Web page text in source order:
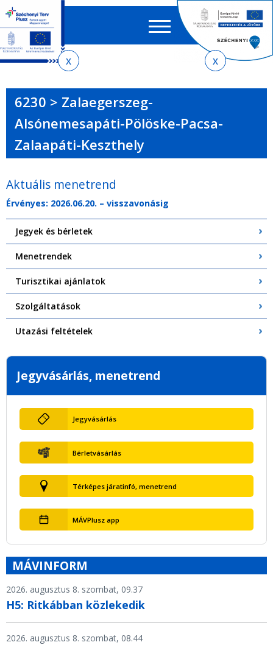
menetrendkeresőhöz
almenühöz
tartalomra
oldaltérképre
EN HU
űrlap
6230 > Zalaegerszeg-
Alsónemesapáti-Pölöske-Pacsa-
Zalaapáti-Keszthely
Aktuális menetrend
Érvényes: 2026.06.20. – visszavonásig
Jegyek és bérletek
Menetrendek
Turisztikai ajánlatok
Szolgáltatások
Utazási feltételek
Jegyvásárlás, menetrend
Jegyvásárlás
Bérletvásárlás
Térképes járatinfó, menetrend
MÁVPlusz app
MÁVINFORM
2026. augusztus 8. szombat, 09.37
H5: Ritkábban közlekedik
2026. augusztus 8. szombat, 08.44